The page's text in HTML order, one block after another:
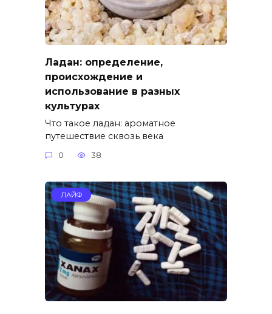
Ладан: определение,
происхождение и
использование в разных
культурах
Что такое ладан: ароматное
путешествие сквозь века
0 38
ЛАЙФ